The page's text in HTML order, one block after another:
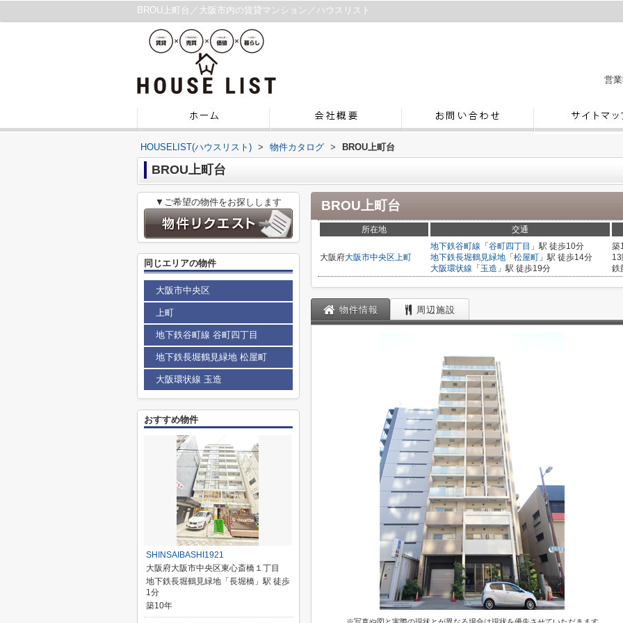
BROU上町台／大阪市内の賃貸マンション／ハウスリスト
営
HOUSELIST(ハウスリスト) > 物件カタログ > BROU上町台
BROU上町台
BROU上町台
所在地 交通
大阪府大阪市中央区上町
地下鉄谷町線 「 谷町四丁目 」駅 徒歩10分
地下鉄長堀鶴見緑地 「 松屋町 」駅 徒歩14分
大阪環状線 「 玉造 」駅 徒歩19分
築
鉄
物件情報 周辺施設
▼ご希望の物件をお探しします
同じエリアの物件
大阪市中央区
上町
地下鉄谷町線 谷町四丁目
地下鉄長堀鶴見緑地 松屋町
大阪環状線 玉造
おすすめ物件
SHINSAIBASHI1921
大阪府大阪市中央区東心斎橋１丁目
地下鉄長堀鶴見緑地「長堀橋」駅 徒歩
1分
築10年